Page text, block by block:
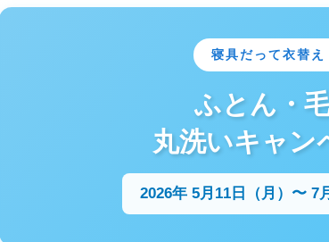
寝具だって衣替え
ふとん・
丸洗いキャン
2026年 5月11日（月）〜 7